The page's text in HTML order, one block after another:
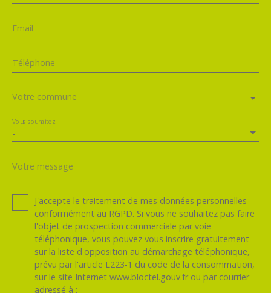
Email
Téléphone
Votre commune
-
Vous souhaitez
Votre message
J'accepte le traitement de mes données personnelles
conformément au RGPD. Si vous ne souhaitez pas faire
l'objet de prospection commerciale par voie
téléphonique, vous pouvez vous inscrire gratuitement
sur la liste d'opposition au démarchage téléphonique,
prévu par l'article L223-1 du code de la consommation,
sur le site Internet www.bloctel.gouv.fr ou par courrier
adressé à :